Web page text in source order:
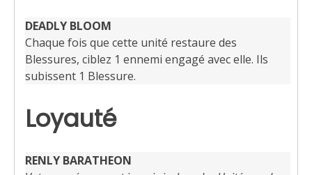
DEADLY BLOOM
Chaque fois que cette unité restaure des
Blessures, ciblez 1 ennemi engagé avec elle. Ils
subissent 1 Blessure.
Loyauté
RENLY BARATHEON